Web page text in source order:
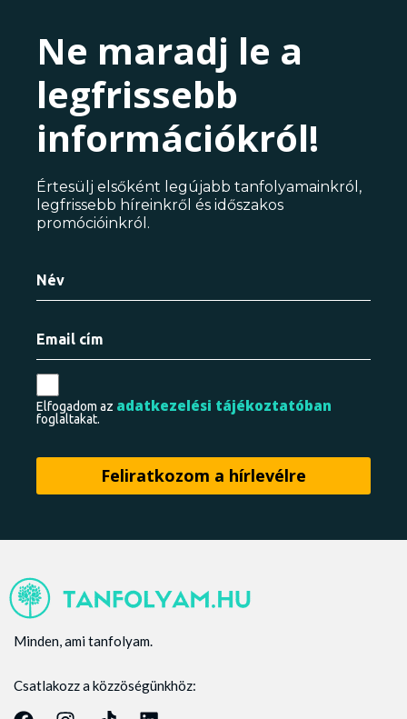
Ne maradj le a
legfrissebb
információkról!
Értesülj elsőként legújabb tanfolyamainkról,
legfrissebb híreinkről és időszakos
promócióinkról.
Elfogadom az adatkezelési tájékoztatóban
foglaltakat.
Minden, ami tanfolyam.
Csatlakozz a közzöségünkhöz: